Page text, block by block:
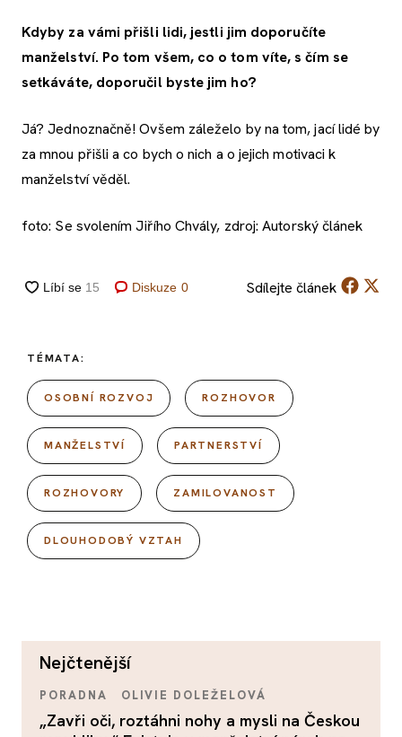
Kdyby za vámi přišli lidi, jestli jim doporučíte
manželství. Po tom všem, co o tom víte, s čím se
setkáváte, doporučil byste jim ho?
Já? Jednoznačně! Ovšem záleželo by na tom, jací lidé by
za mnou přišli a co bych o nich a o jejich motivaci k
manželství věděl.
foto: Se svolením Jiřího Chvály, zdroj: Autorský článek
Diskuze 0 Sdílejte článek
TÉMATA:
OSOBNÍ ROZVOJ ROZHOVOR
MANŽELSTVÍ PARTNERSTVÍ
ROZHOVORY ZAMILOVANOST
DLOUHODOBÝ VZTAH
nejčtenější
PORADNA OLIVIE DOLEŽELOVÁ
„Zavři oči, roztáhni nohy a mysli na Českou